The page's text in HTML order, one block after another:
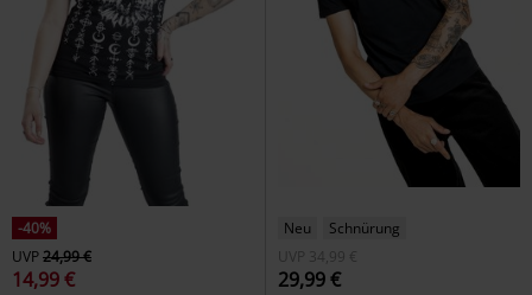
-40%
UVP24,99 €
14,99 €
Neu
Schnürung
UVP
34,99 €
29,99 €